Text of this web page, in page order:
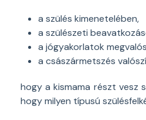
a szülés kimenetelében,
a szülészeti
a jógyakorlatok
a császármetszés
hogy a kismama részt vesz
hogy milyen típusú